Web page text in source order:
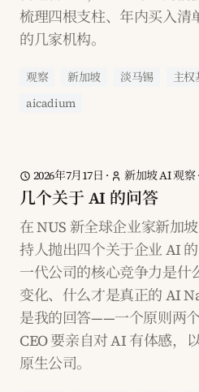
梳理四根支柱、年内买入清
的几家机构。
观察 新加坡 淡马锡 主权
aicadium
2026年7月17日 · 新加坡 AI 观察
几个关于 AI 的问答
在 NUS 新全球企业家新加
持人抛出四个关于企业 AI
一代公司的核心竞争力是什
变化、什么才是真正的 AI
是我的回答——一个原则两个
CEO 要亲自对 AI 有体感，
原生公司。